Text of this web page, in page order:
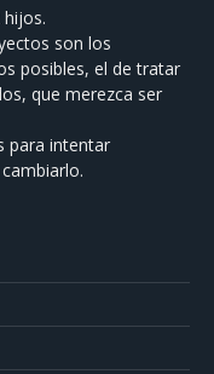
hijos.
son los
posibles, el de tratar
que merezca ser
para intentar